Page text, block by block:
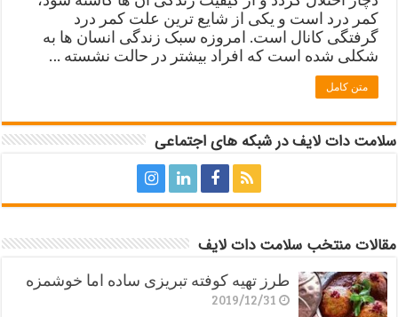
کمر درد است و یکی از شایع ترین علت کمر درد
گرفتگی کانال است. امروزه سبک زندگی انسان ها به
شکلی شده است که افراد بیشتر در حالت نشسته …
متن کامل
سلامت دات لایف در شبکه های اجتماعی
مقالات منتخب سلامت دات لایف
طرز تهیه کوفته تبریزی ساده اما خوشمزه
2019/12/31